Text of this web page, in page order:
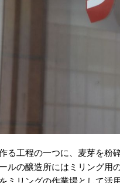
る工程の一つに、麦芽を粉
ルの醸造所にはミリング用
ミリングの作業場として活